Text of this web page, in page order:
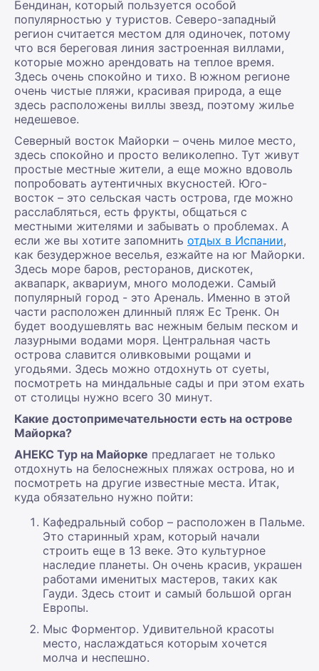
Бендинан, который пользуется особой
популярностью у туристов. Северо-западный
регион считается местом для одиночек, потому
что вся береговая линия застроенная виллами,
которые можно арендовать на теплое время.
Здесь очень спокойно и тихо. В южном регионе
очень чистые пляжи, красивая природа, а еще
здесь расположены виллы звезд, поэтому жилье
недешевое.
Северный восток Майорки – очень милое место,
здесь спокойно и просто великолепно. Тут живут
простые местные жители, а еще можно вдоволь
попробовать аутентичных вкусностей. Юго-
восток – это сельская часть острова, где можно
расслабляться, есть фрукты, общаться с
местными жителями и забывать о проблемах. А
если же вы хотите запомнить отдых в Испании,
как безудержное веселья, езжайте на юг Майорки.
Здесь море баров, ресторанов, дискотек,
аквапарк, аквариум, много молодежи. Самый
популярный город - это Ареналь. Именно в этой
части расположен длинный пляж Ес Тренк. Он
будет воодушевлять вас нежным белым песком и
лазурными водами моря. Центральная часть
острова славится оливковыми рощами и
угодьями. Здесь можно отдохнуть от суеты,
посмотреть на миндальные сады и при этом ехать
от столицы нужно всего 30 минут.
Какие достопримечательности есть на острове
Майорка?
АНЕКС Тур на Майорке предлагает не только
отдохнуть на белоснежных пляжах острова, но и
посмотреть на другие известные места. Итак,
куда обязательно нужно пойти:
Кафедральный собор – расположен в Пальме.
Это старинный храм, который начали
строить еще в 13 веке. Это культурное
наследие планеты. Он очень красив, украшен
работами именитых мастеров, таких как
Гауди. Здесь стоит и самый большой орган
Европы.
Мыс Форментор. Удивительной красоты
место, наслаждаться которым хочется
молча и неспешно.